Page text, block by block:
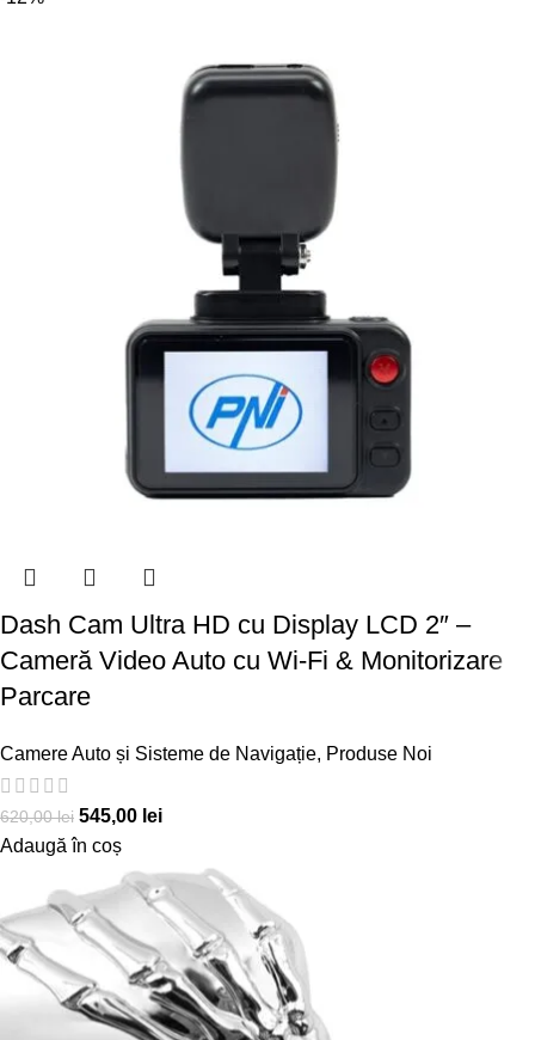
Dash Cam Ultra HD cu Display LCD 2″ –
Cameră Video Auto cu Wi-Fi & Monitorizare
Parcare
Camere Auto și Sisteme de Navigație, Produse Noi
620,00lei 545,00 lei
Adaugă în coș